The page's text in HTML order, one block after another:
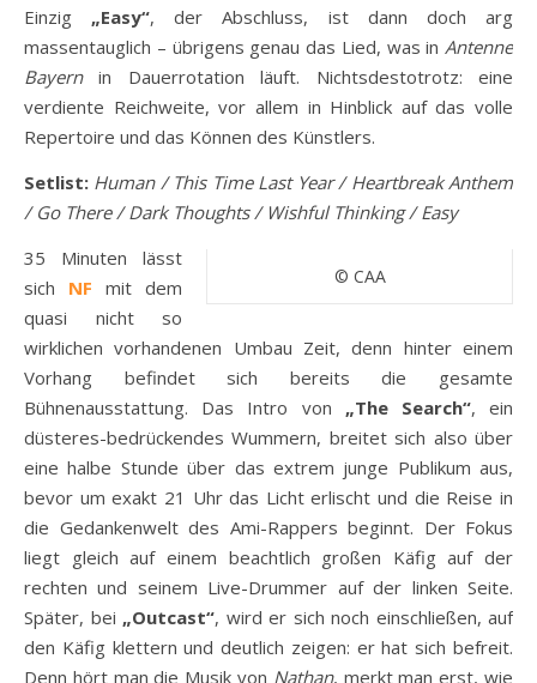
Einzig „Easy“, der Abschluss, ist dann doch arg
massentauglich – übrigens genau das Lied, was in Antenne
Bayernin Dauerrotation läuft. Nichtsdestotrotz: eine
verdiente Reichweite, vor allem in Hinblick auf das volle
Repertoire und das Können des Künstlers.
Setlist: Human / This Time Last Year / Heartbreak Anthem
/ Go There / Dark Thoughts / Wishful Thinking / Easy
© CAA
35 Minuten lässt
sich NF mit dem
quasi nicht so
wirklichen vorhandenen Umbau Zeit, denn hinter einem
Vorhang befindet sich bereits die gesamte
Bühnenausstattung. Das Intro von „The Search“, ein
düsteres-bedrückendes Wummern, breitet sich also über
eine halbe Stunde über das extrem junge Publikum aus,
bevor um exakt 21 Uhr das Licht erlischt und die Reise in
die Gedankenwelt des Ami-Rappers beginnt. Der Fokus
liegt gleich auf einem beachtlich großen Käfig auf der
rechten und seinem Live-Drummer auf der linken Seite.
Später, bei „Outcast“, wird er sich noch einschließen, auf
den Käfig klettern und deutlich zeigen: er hat sich befreit.
Denn hört man die Musik von Nathan, merkt man erst, wie